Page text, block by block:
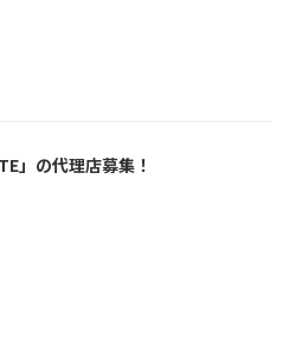
」の代理店募集！